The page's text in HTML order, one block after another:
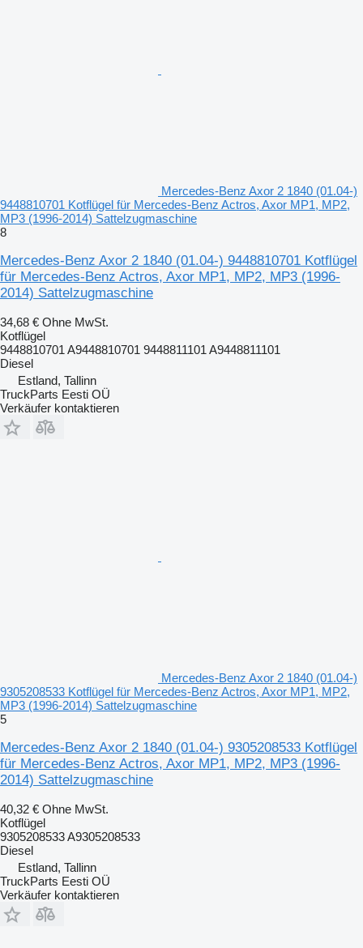
Mercedes-Benz Axor 2 1840 (01.04-)
9448810701 Kotflügel für Mercedes-Benz Actros, Axor MP1, MP2,
MP3 (1996-2014) Sattelzugmaschine
8
Mercedes-Benz Axor 2 1840 (01.04-) 9448810701 Kotflügel
für Mercedes-Benz Actros, Axor MP1, MP2, MP3 (1996-
2014) Sattelzugmaschine
34,68 € Ohne MwSt.
Kotflügel
9448810701 A9448810701 9448811101 A9448811101
Diesel
Estland, Tallinn
TruckParts Eesti OÜ
Verkäufer kontaktieren
Mercedes-Benz Axor 2 1840 (01.04-)
9305208533 Kotflügel für Mercedes-Benz Actros, Axor MP1, MP2,
MP3 (1996-2014) Sattelzugmaschine
5
Mercedes-Benz Axor 2 1840 (01.04-) 9305208533 Kotflügel
für Mercedes-Benz Actros, Axor MP1, MP2, MP3 (1996-
2014) Sattelzugmaschine
40,32 € Ohne MwSt.
Kotflügel
9305208533 A9305208533
Diesel
Estland, Tallinn
TruckParts Eesti OÜ
Verkäufer kontaktieren